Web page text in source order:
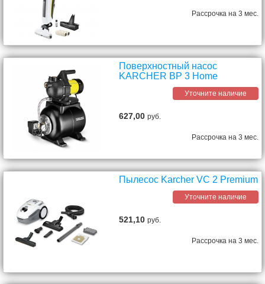
Рассрочка на 3 мес.
Поверхностный насос
KARCHER BP 3 Home
Уточните наличие
627,00руб.
Рассрочка на 3 мес.
Пылесос Karcher VC 2 Premium
Уточните наличие
521,10руб.
Рассрочка на 3 мес.